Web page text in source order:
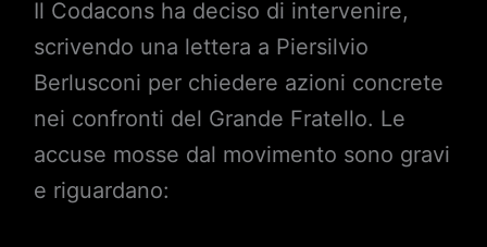
Il Codacons ha deciso di intervenire,
scrivendo una lettera a Piersilvio
Berlusconi per chiedere azioni concrete
nei confronti del Grande Fratello. Le
accuse mosse dal movimento sono gravi
e riguardano: